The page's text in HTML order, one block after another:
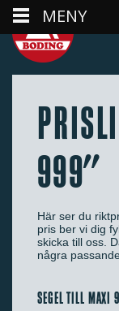
999"
Här ser du
pris ber vi dig
skicka till oss.
några
SEGEL TILL MAXI
MENY